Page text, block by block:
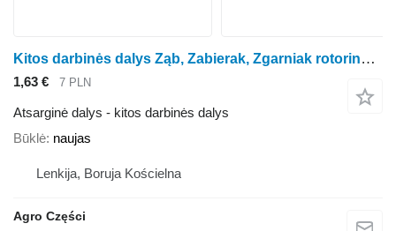
Kitos darbinės dalys Ząb, Zabierak, Zgarniak rotorinės javapjovės Kemper 3000
1,63 € 7 PLN
Atsarginė dalys - kitos darbinės dalys
Būklė naujas
Lenkija, Boruja Kościelna
Agro Części